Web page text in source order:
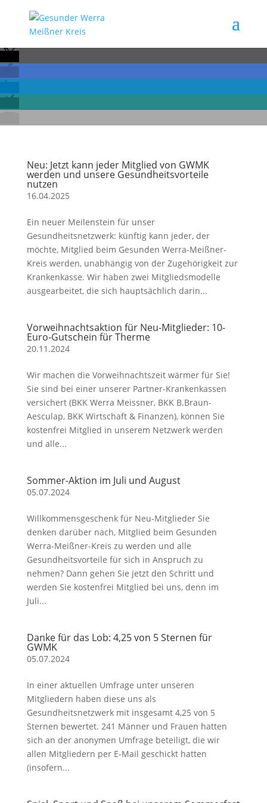
Neu: Jetzt kann jeder Mitglied von GWMK
werden und unsere Gesundheitsvorteile
nutzen
16.04.2025
Ein neuer Meilenstein für unser
Gesundheitsnetzwerk: künftig kann jeder, der
möchte, Mitglied beim Gesunden Werra-Meißner-
Kreis werden, unabhängig von der Zugehörigkeit zur
Krankenkasse. Wir haben zwei Mitgliedsmodelle
ausgearbeitet, die sich hauptsächlich darin...
Vorweihnachtsaktion für Neu-Mitglieder: 10-
Euro-Gutschein für Therme
20.11.2024
Wir machen die Vorweihnachtszeit wärmer für Sie!
Sie sind bei einer unserer Partner-Krankenkassen
versichert (BKK Werra Meissner, BKK B.Braun-
Aesculap, BKK Wirtschaft & Finanzen), können Sie
kostenfrei Mitglied in unserem Netzwerk werden
und alle...
Sommer-Aktion im Juli und August
05.07.2024
Willkommensgeschenk für Neu-Mitglieder Sie
denken darüber nach, Mitglied beim Gesunden
Werra-Meißner-Kreis zu werden und alle
Gesundheitsvorteile für sich in Anspruch zu
nehmen? Dann gehen Sie jetzt den Schritt und
werden Sie kostenfrei Mitglied bei uns, denn im
Juli...
Danke für das Lob: 4,25 von 5 Sternen für
GWMK
05.07.2024
In einer aktuellen Umfrage unter unseren
Mitgliedern haben diese uns als
Gesundheitsnetzwerk mit insgesamt 4,25 von 5
Sternen bewertet. 241 Männer und Frauen hatten
sich an der anonymen Umfrage beteiligt, die wir
allen Mitgliedern per E-Mail geschickt hatten
(insofern...